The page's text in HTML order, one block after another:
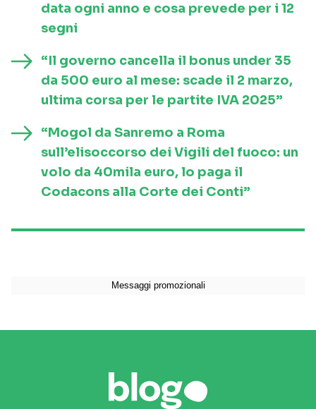
data ogni anno e cosa prevede per i 12
segni
“Il governo cancella il bonus under 35
da 500 euro al mese: scade il 2 marzo,
ultima corsa per le partite IVA 2025”
“Mogol da Sanremo a Roma
sull’elisoccorso dei Vigili del fuoco: un
volo da 40mila euro, lo paga il
Codacons alla Corte dei Conti”